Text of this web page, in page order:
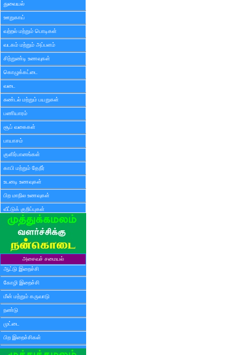
துவையல்
ஊறுகாய்
வற்றல் மற்றும் பொடிகள்
வடகம் மற்றும் அப்பளம்
சிற்றுண்டி உணவுகள்
கொழுக்கட்டை
வடை
சுண்டல் மற்றும் பயறுகள்
பணியாரம்
சூப் வகைகள்
பாயாசம்
குளிர்பானங்கள்
காபி மற்றும் தேநீர்
உடனடி உணவுகள்
பிற மாநில உணவுகள்
வீட்டுக் குறிப்புகள்
அசைவச் சமையல்
ஆட்டு இறைச்சி
கோழி இறைச்சி
மீன் மற்றும் கருவாடு
நண்டு
முட்டை
பிற இறைச்சிகள்